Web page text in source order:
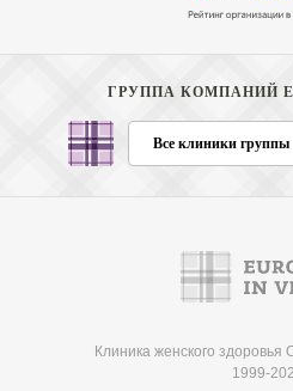
ГРУППА КОМПАНИЙ
Все клиники группы
Клиника женского
1999-